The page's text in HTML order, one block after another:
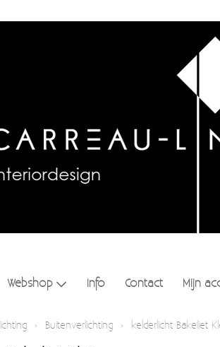
Webshop Info Contact Mijn
› Buitenverlichting › kelderlicht Bakeliet